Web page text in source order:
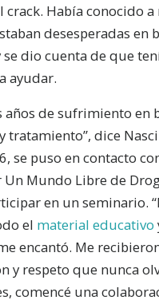
crack. Había conocido a
desesperadas en
dio cuenta de que
ayudar.
años de sufrimiento en
tratamiento”, dice
se puso en contacto
Mundo Libre de
en un seminario.
el material educativo
encantó. Me
y respeto que nunca
comencé una